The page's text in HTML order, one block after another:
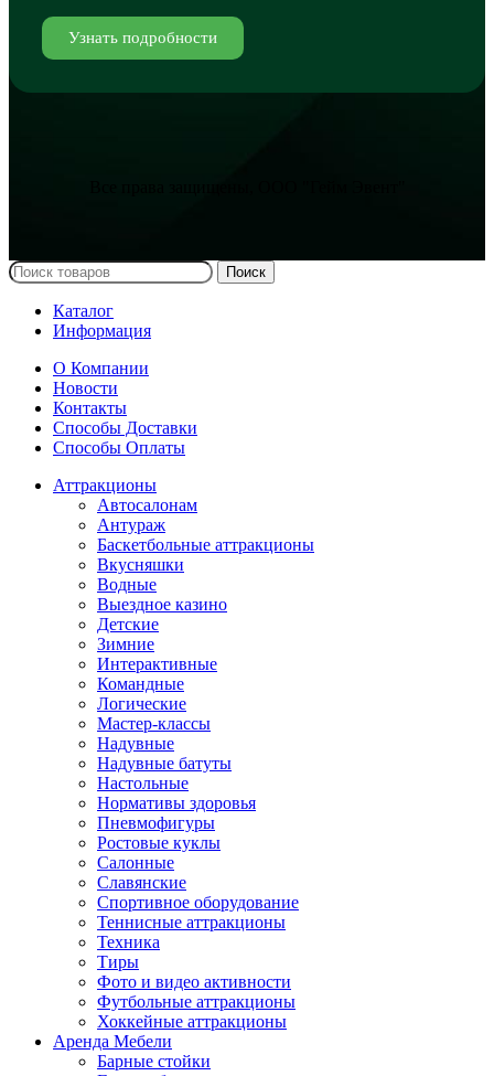
Узнать подробности
Поиск
Каталог
Информация
О Компании
Новости
Контакты
Способы Доставки
Способы Оплаты
Аттракционы
Автосалонам
Антураж
Баскетбольные аттракционы
Вкусняшки
Водные
Выездное казино
Детские
Зимние
Интерактивные
Командные
Логические
Мастер-классы
Надувные
Надувные батуты
Настольные
Нормативы здоровья
Пневмофигуры
Ростовые куклы
Салонные
Славянские
Спортивное оборудование
Теннисные аттракционы
Техника
Тиры
Фото и видео активности
Футбольные аттракционы
Хоккейные аттракционы
Аренда Мебели
Барные стойки